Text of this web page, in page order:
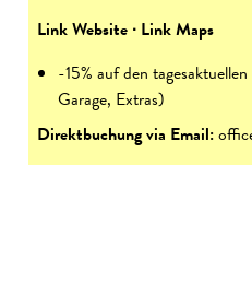
Link Website ∙ Link Maps
-15% auf den
Garage, Extras)
Direktbuchung via Email: